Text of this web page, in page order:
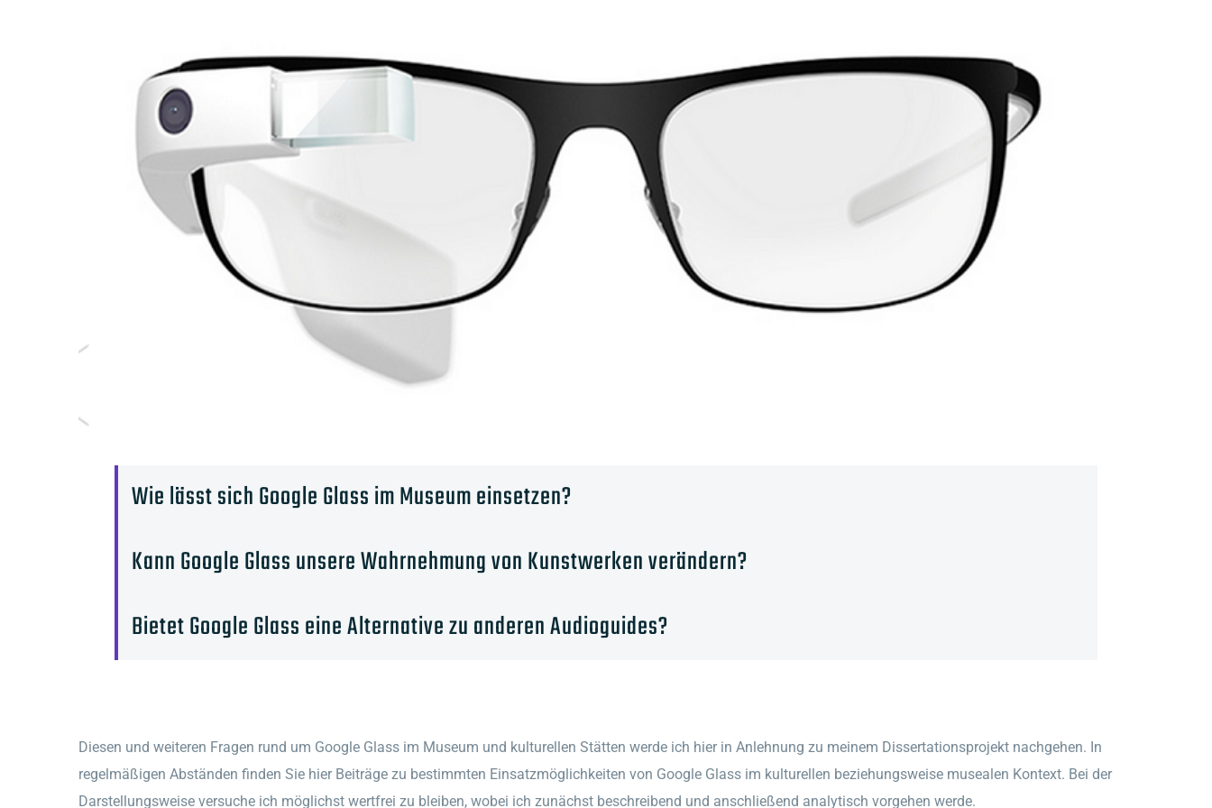
Wie lässt sich Google Glass im Museum einsetzen?
Kann Google Glass unsere Wahrnehmung von Kunstwerken verändern?
Bietet Google Glass eine Alternative zu anderen Audioguides?
Diesen und weiteren Fragen rund um Google Glass im Museum und kulturellen Stätten werde ich hier in Anlehnung zu meinem Dissertationsprojekt nachgehen. In
regelmäßigen Abständen finden Sie hier Beiträge zu bestimmten Einsatzmöglichkeiten von Google Glass im kulturellen beziehungsweise musealen Kontext. Bei der
Darstellungsweise versuche ich möglichst wertfrei zu bleiben, wobei ich zunächst beschreibend und anschließend analytisch vorgehen werde.